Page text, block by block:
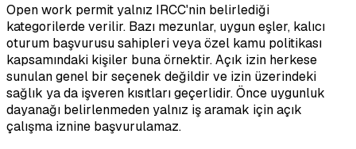
Open work permit yalnız IRCC'nin belirlediği
kategorilerde verilir. Bazı mezunlar, uygun eşler, kalıcı
oturum başvurusu sahipleri veya özel kamu politikası
kapsamındaki kişiler buna örnektir. Açık izin herkese
sunulan genel bir seçenek değildir ve izin üzerindeki
sağlık ya da işveren kısıtları geçerlidir. Önce uygunluk
dayanağı belirlenmeden yalnız iş aramak için açık
çalışma iznine başvurulamaz.